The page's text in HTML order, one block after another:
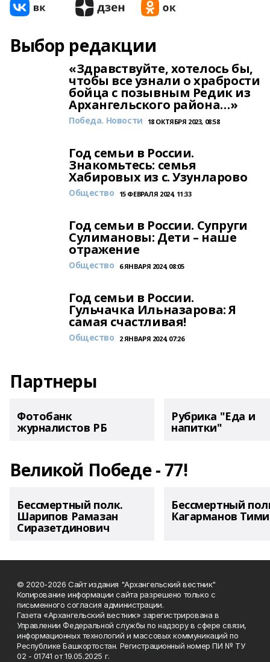
Выбор редакции
«Здравствуйте, хотелось бы,
чтобы все узнали о храбрости
бойца с позывным Редик из
Архангельского района…»
Победа. Новости 18 ОКТЯБРЯ 2023, 08:58
Год семьи в России.
Знакомьтесь: семья
Хабировых из с. Узунларово
Общество 15 ФЕВРАЛЯ 2024, 11:33
Год семьи в России. Супруги
Сулимановы: Дети – наше
отражение
Общество 6 ЯНВАРЯ 2024, 08:05
Год семьи в России.
Гульчачка Ильназарова: Я
самая счастливая!
Общество 2 ЯНВАРЯ 2024, 07:26
Партнеры
Фотобанк
журналистов РБ
Рубрика "Еда и
напитки"
Великой Победе - 77!
Бессмертный полк.
Шарипов Рамазан
Сиразетдинович
Бессмертный
Кагарманов
© 2020-2026 Сайт издания "Архангельский вестник"
Копирование информации сайта разрешено только с
письменного согласия администрации.
Газета «Архангельский вестник» зарегистрирована в
Управлении Федеральной службы по надзору в сфере связи,
информационных технологий и массовых коммуникаций по
Республике Башкортостан. Регистрационный номер ПИ № ТУ
02 - 01741 от 19.05.2025 г.